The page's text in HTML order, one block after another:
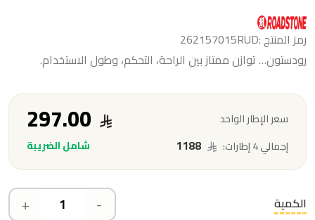
رمز المنتج :262157015RUD
رودستون… توازن ممتاز بين الراحة، التحكم، وطول الاستخدام.
سعر الإطار الواحد
شامل الضريبة
إجمالي 4 إطارات:
-
+ الكمية